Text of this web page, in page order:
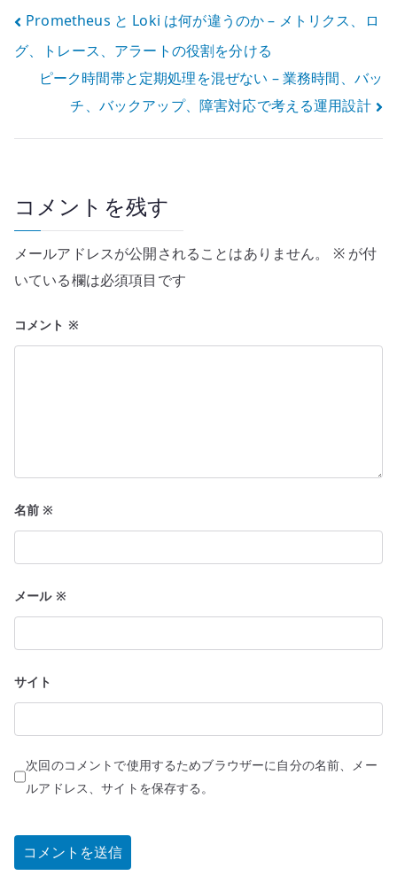
る
投
稿
ナ
ビ
ー
シ
ョ
ン
Prometheus と Loki は何が違うのか – メトリクス、ロ
グ、トレース、アラートの役割を分ける
ピーク時間帯と定期処理を混ぜない – 業務時間、バッ
チ、バックアップ、障害対応で考える運用設計
コメントを残す
メールアドレスが公開されることはありません。 ※が付
いている欄は必須項目です
コメント ※
名前※
メール ※
サイト
次回のコメントで使用するためブラウザーに自分の名前、メー
ルアドレス、サイトを保存する。